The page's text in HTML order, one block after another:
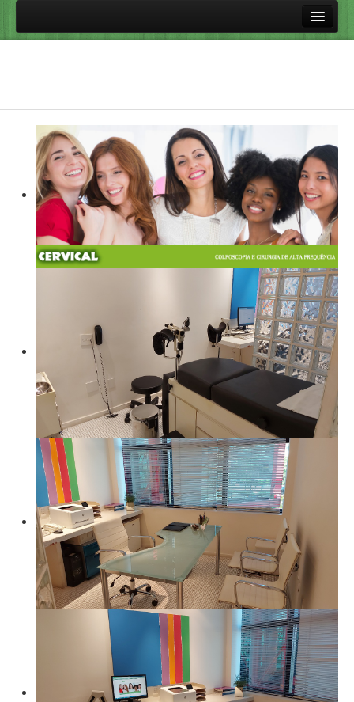
Cirurgia de Alta Frequência
Perguntas frequentes
Vacinas Contra HPV
HPV e Doenças Relacionadas
Doenças sexualmente transmissíveis
Links úteis
Fale Conosco